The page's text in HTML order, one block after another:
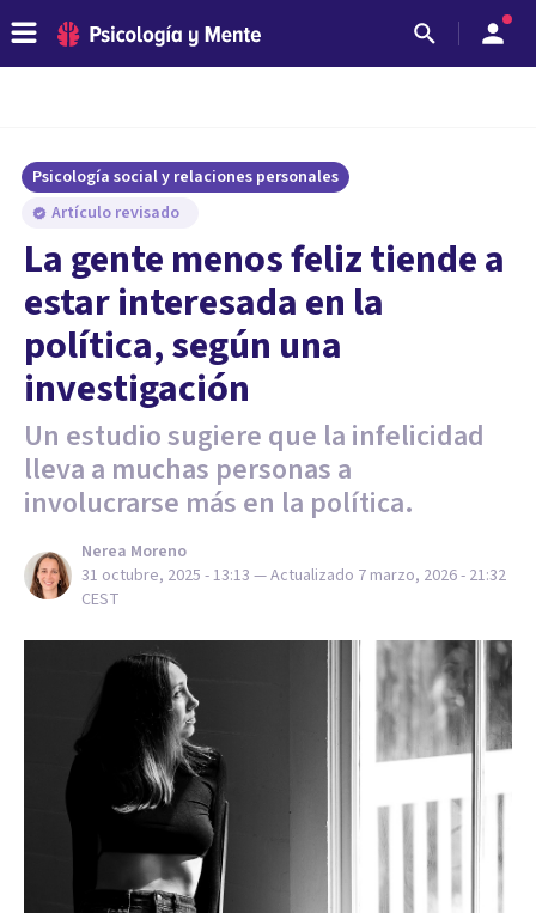
Psicología social y relaciones personales
Artículo revisado
La gente menos feliz tiende a
estar interesada en la
política, según una
investigación
Un estudio sugiere que la infelicidad
lleva a muchas personas a
involucrarse más en la política.
Nerea Moreno
31 octubre, 2025 - 13:13 — Actualizado 7 marzo, 2026 - 21:32
CEST